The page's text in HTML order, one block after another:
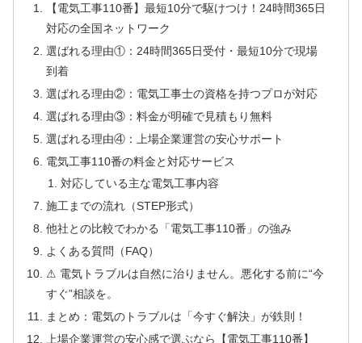
【電気工事110番】最短10分で駆けつけ！24時間365日
対応の全国ネットワーク
選ばれる理由①：24時間365日受付・最短10分で現場
到着
選ばれる理由②：電気工事士の資格を持つプロが対応
選ばれる理由③：料金が明確で見積もり無料
選ばれる理由④：上場企業運営の安心サポート
電気工事110番の料金と対応サービス
対応している主な電気工事内容
施工までの流れ（STEP形式）
他社との比較でわかる「電気工事110番」の強み
よくある質問（FAQ）
⚠ 電気トラブルは自然に治りません。悪化する前に“今
すぐ”相談を。
まとめ：電気のトラブルは「今すぐ解決」が鉄則！
上場企業運営の安心感で選ぶなら【電気工事110番】